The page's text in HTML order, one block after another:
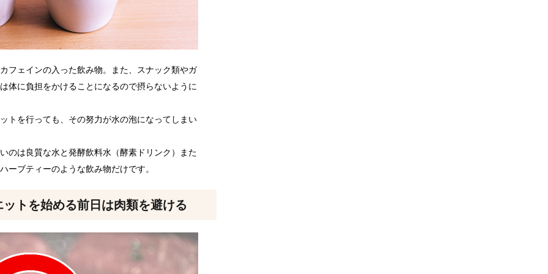
フェインの入った飲み物。また、スナック類やガ
体に負担をかけることになるので摂らないように
トを行っても、その努力が水の泡になってしまい
のは良質な水と発酵飲料水（酵素ドリンク）また
ーブティーのような飲み物だけです。
トを始める前日は肉類を避ける